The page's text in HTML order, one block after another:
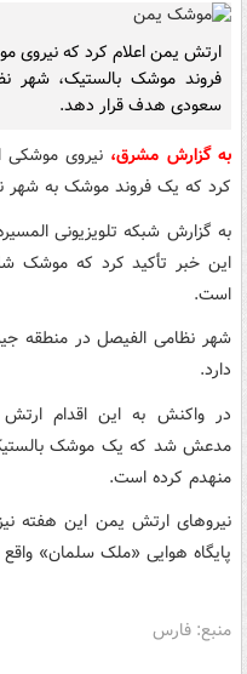
ارتش یمن اعلام کرد که نیروی
فروند موشک بالستیک، شهر
سعودی هدف قرار دهد.
به گزارش مشرق، نیروی موشکی
کرد که یک فروند موشک به
به گزارش شبکه تلویزیونی
این خبر تأکید کرد که موشک
است.
شهر نظامی الفیصل در منطقه
دارد.
در واکنش به این اقدام
مدعش شد که یک موشک
منهدم کرده است.
پایگاه هوایی «ملک سلمان»
منبع: فارس